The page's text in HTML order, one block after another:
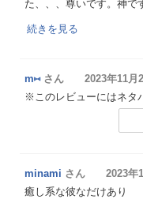
た、、、尊いです。神で
続きを見る
m⑅さん 2023年11月
※このレビューにはネタ
minami さん 2023年
癒し系な彼なだけあり